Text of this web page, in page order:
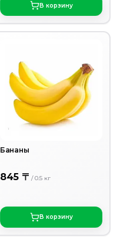
В корзину
Бананы
845 〒 /0.5 кг
В корзину